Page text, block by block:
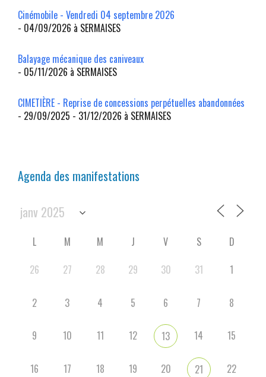
Cinémobile - Vendredi 04 septembre 2026
- 04/09/2026 à SERMAISES
Balayage mécanique des caniveaux
- 05/11/2026 à SERMAISES
CIMETIÈRE - Reprise de concessions perpétuelles abandonnées
- 29/09/2025 - 31/12/2026 à SERMAISES
Agenda des manifestations
L M M J V S
D
26
27 28 29 30 31 1
2 3 4 5 6 7 8
9 10 11 12 13 14 15
16 17 18 19 20 21 22